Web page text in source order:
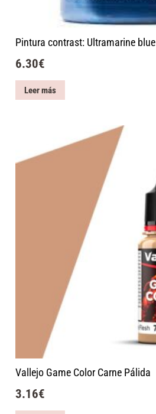
Pintura contrast: Ultramarine blue
6.30€
Leer más
Vallejo Game Color Carne Pálida
3.16€